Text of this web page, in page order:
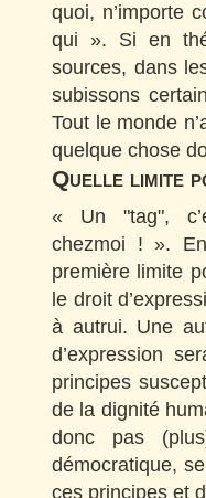
quoi, n’importe
qui ». Si en
sources, dans
subissons
Tout le monde
quelque chose
Quelle limite
« Un "tag",
chezmoi ! ».
première limite
le droit
à autrui. Une
d’expression
principes
de la dignité
donc pas
démocratique,
ces principes et